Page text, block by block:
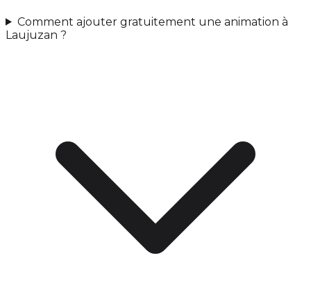
Comment ajouter gratuitement une animation à
Laujuzan ?